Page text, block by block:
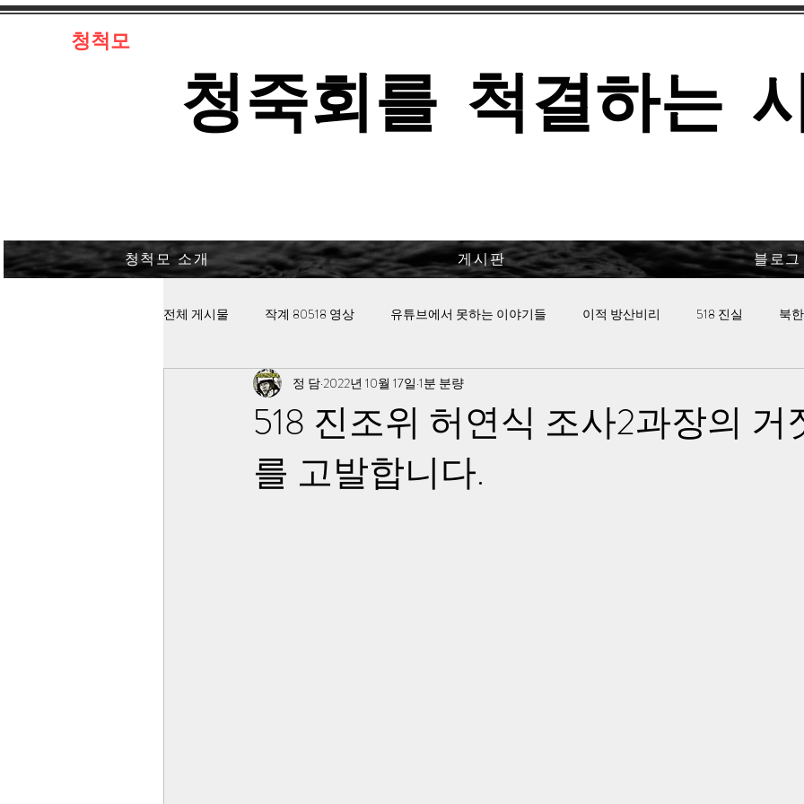
​청척모
청죽회를 척결하는
청척모 소개 게시판 블로그
전체 게시물 작계 80518 영상 유튜브에서 못하는 이야기들 이적 방산비리 518 진실 북
김대중 북한경찰 납치고문 안보 핫이슈
518 진조위 허연식 조사2과장의 거
를 고발합니다.
정 담2022년 10월 17일 1분 분량